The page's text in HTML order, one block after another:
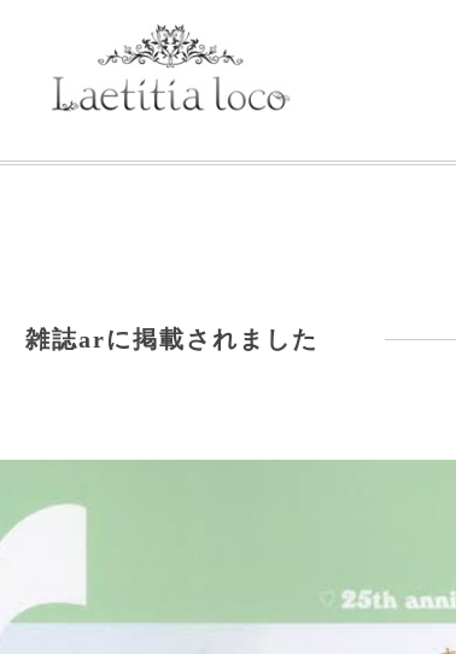
雑誌arに掲載されました